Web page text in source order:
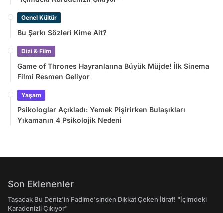
Genel Kültür
Bu Şarkı Sözleri Kime Ait?
Dizi & Film
Game of Thrones Hayranlarına Büyük Müjde! İlk Sinema
Filmi Resmen Geliyor
Yaşam
Psikologlar Açıkladı: Yemek Pişirirken Bulaşıkları
Yıkamanın 4 Psikolojik Nedeni
Son Eklenenler
Taşacak Bu Deniz'in Fadime'sinden Dikkat Çeken İtiraf! "İçimdeki
Karadenizli Çıkıyor"